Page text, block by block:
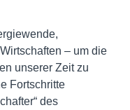
– um die
unserer Zeit zu
Fortschritte
des